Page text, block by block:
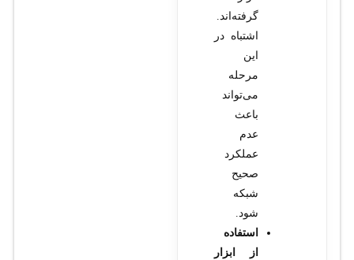
گرفته‌اند.
اشتباه در
این
مرحله
می‌تواند
باعث
عدم
عملکرد
صحیح
شبکه
شود.
استفاده
از ابزار